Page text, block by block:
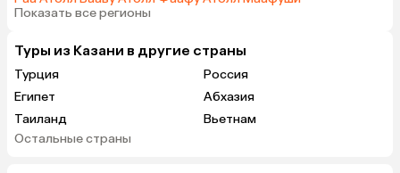
Показать все регионы
Туры из Казани в другие страны
Турция
Россия
Египет
Абхазия
Таиланд
Вьетнам
ОАЭ
Остальные страны